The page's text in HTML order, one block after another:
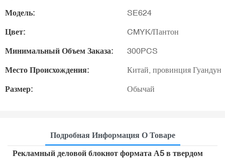
Модель: SE624
Цвет: CMYK/Пантон
Минимальный Объем Заказа: 300PCS
Место Происхождения: Китай, провинция Гуандун
Размер: Обычай
Подробная Информация О Товаре
Рекламный деловой блокнот формата А5 в твердом